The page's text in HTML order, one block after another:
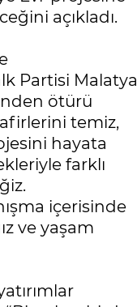
açıkladı.
Partisi Malatya
ötürü
temiz,
hayata
farklı
içerisinde
ve yaşam